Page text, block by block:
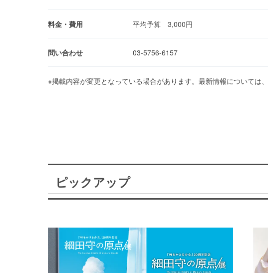
料金・費用 平均予算 3,000円
問い合わせ 03-5756-6157
※掲載内容が変更となっている場合があります。最新情報については
ピックアップ